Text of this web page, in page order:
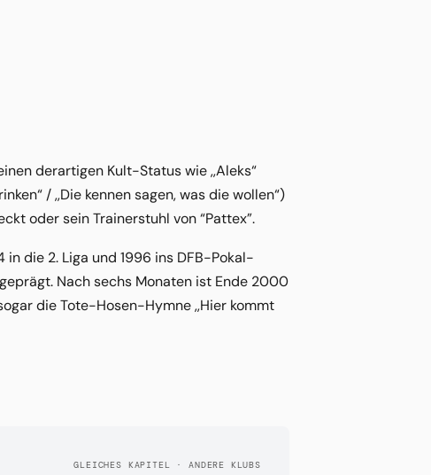
derartigen Kult-Status wie ,,Aleks“
/ ,,Die kennen sagen, was die wollen“)
oder sein Trainerstuhl von “Pattex”.
in die 2. Liga und 1996 ins DFB-Pokal-
Nach sechs Monaten ist Ende 2000
die Tote-Hosen-Hymne ,,Hier kommt
GLEICHES KAPITEL · ANDERE KLUBS